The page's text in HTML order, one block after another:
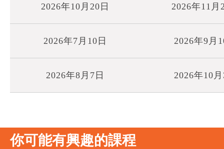
2026年10月20日 2026年11月
2026年7月10日 2026年9月
2026年8月7日 2026年10
你可能有興趣的課程